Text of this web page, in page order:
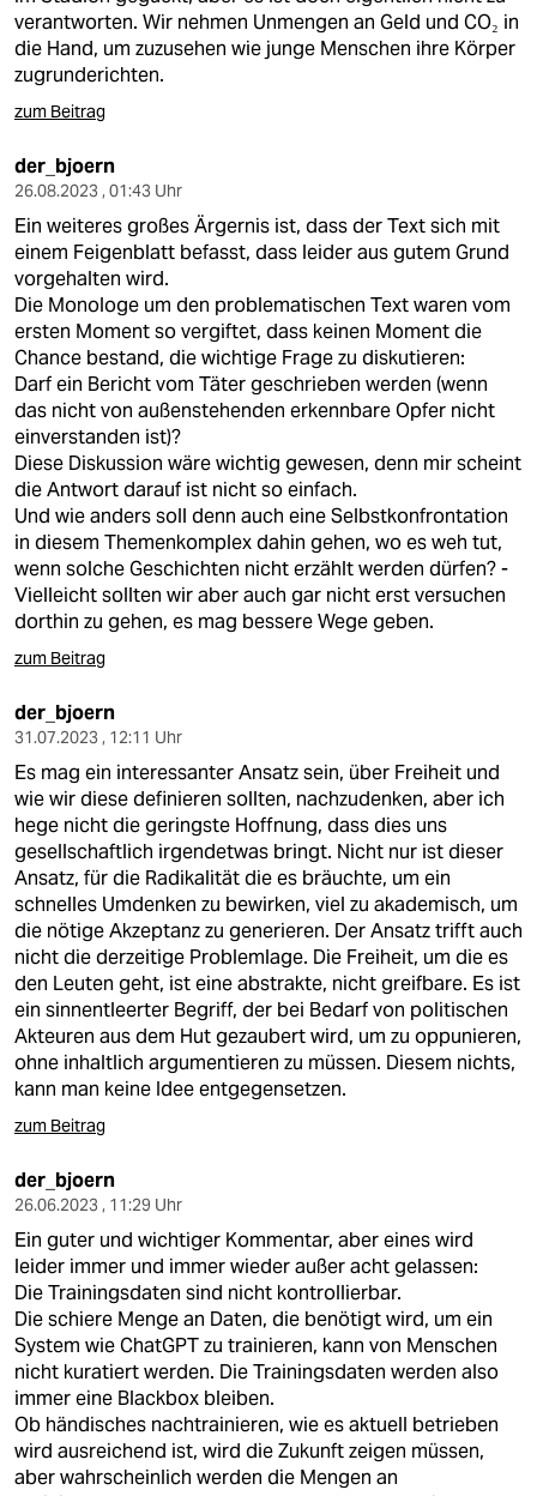
verantworten. Wir nehmen Unmengen an Geld und CO₂ in
die Hand, um zuzusehen wie junge Menschen ihre Körper
zugrunderichten.
zum Beitrag
der_bjoern
26.08.2023 , 01:43 Uhr
Ein weiteres großes Ärgernis ist, dass der Text sich mit
einem Feigenblatt befasst, dass leider aus gutem Grund
vorgehalten wird.
Die Monologe um den problematischen Text waren vom
ersten Moment so vergiftet, dass keinen Moment die
Chance bestand, die wichtige Frage zu diskutieren:
Darf ein Bericht vom Täter geschrieben werden (wenn
das nicht von außenstehenden erkennbare Opfer nicht
einverstanden ist)?
Diese Diskussion wäre wichtig gewesen, denn mir scheint
die Antwort darauf ist nicht so einfach.
Und wie anders soll denn auch eine Selbstkonfrontation
in diesem Themenkomplex dahin gehen, wo es weh tut,
wenn solche Geschichten nicht erzählt werden dürfen? -
Vielleicht sollten wir aber auch gar nicht erst versuchen
dorthin zu gehen, es mag bessere Wege geben.
zum Beitrag
der_bjoern
31.07.2023 , 12:11 Uhr
Es mag ein interessanter Ansatz sein, über Freiheit und
wie wir diese definieren sollten, nachzudenken, aber ich
hege nicht die geringste Hoffnung, dass dies uns
gesellschaftlich irgendetwas bringt. Nicht nur ist dieser
Ansatz, für die Radikalität die es bräuchte, um ein
schnelles Umdenken zu bewirken, viel zu akademisch, um
die nötige Akzeptanz zu generieren. Der Ansatz trifft auch
nicht die derzeitige Problemlage. Die Freiheit, um die es
den Leuten geht, ist eine abstrakte, nicht greifbare. Es ist
ein sinnentleerter Begriff, der bei Bedarf von politischen
Akteuren aus dem Hut gezaubert wird, um zu oppunieren,
ohne inhaltlich argumentieren zu müssen. Diesem nichts,
kann man keine Idee entgegensetzen.
zum Beitrag
der_bjoern
26.06.2023 , 11:29 Uhr
Ein guter und wichtiger Kommentar, aber eines wird
leider immer und immer wieder außer acht gelassen:
Die Trainingsdaten sind nicht kontrollierbar.
Die schiere Menge an Daten, die benötigt wird, um ein
System wie ChatGPT zu trainieren, kann von Menschen
nicht kuratiert werden. Die Trainingsdaten werden also
immer eine Blackbox bleiben.
Ob händisches nachtrainieren, wie es aktuell betrieben
wird ausreichend ist, wird die Zukunft zeigen müssen,
aber wahrscheinlich werden die Mengen an